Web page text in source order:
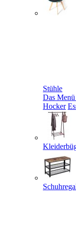
Stühle
Das
Hocker